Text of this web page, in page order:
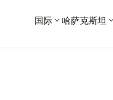
国际 哈萨克斯坦